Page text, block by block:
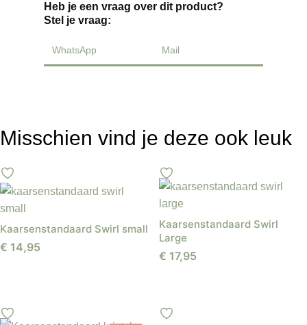
Heb je een vraag over dit product?
Stel je vraag:
WhatsApp Mail
Misschien vind je deze ook leuk
Kaarsenstandaard Swirl small
€ 14,95
Kaarsenstandaard Swirl
Large
€ 17,95